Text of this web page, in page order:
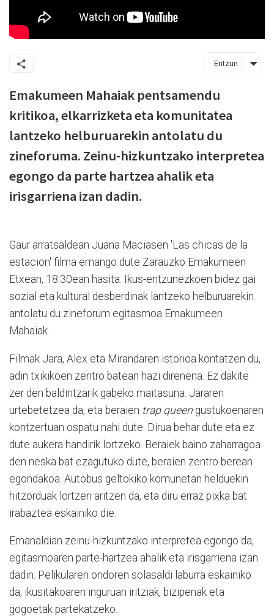
Entzun
Emakumeen Mahaiak pentsamendu
kritikoa, elkarrizketa eta komunitatea
lantzeko helburuarekin antolatu du
zineforuma. Zeinu-hizkuntzako interpretea
egongo da parte hartzea ahalik eta
irisgarriena izan dadin.
Gaur arratsaldean Juana Maciasen 'Las chicas de la
estacion' filma emango dute Zarauzko Emakumeen
Etxean, 18:30ean hasita. Ikus-entzunezkoen bidez gai
sozial eta kultural desberdinak lantzeko helburuarekin
antolatu du zineforum egitasmoa Emakumeen
Mahaiak.
Filmak Jara, Alex eta Mirandaren istorioa kontatzen du,
adin txikikoen zentro batean hazi direnena. Ez dakite
zer den baldintzarik gabeko maitasuna. Jararen
urtebetetzea da, eta beraien trap queen gustukoenaren
kontzertuan ospatu nahi dute. Dirua behar dute eta ez
dute aukera handirik lortzeko. Beraiek baino zaharragoa
den neska bat ezagutuko dute, beraien zentro berean
egondakoa. Autobus geltokiko komunetan helduekin
hitzorduak lortzen aritzen da, eta diru erraz pixka bat
irabaztea eskainiko die.
Emanaldian zeinu-hizkuntzako interpretea egongo da,
egitasmoaren parte-hartzea ahalik eta irisgarriena izan
dadin. Pelikularen ondoren solasaldi laburra eskainiko
da, ikusitakoaren inguruan iritziak, bizipenak eta
gogoetak partekatzeko.